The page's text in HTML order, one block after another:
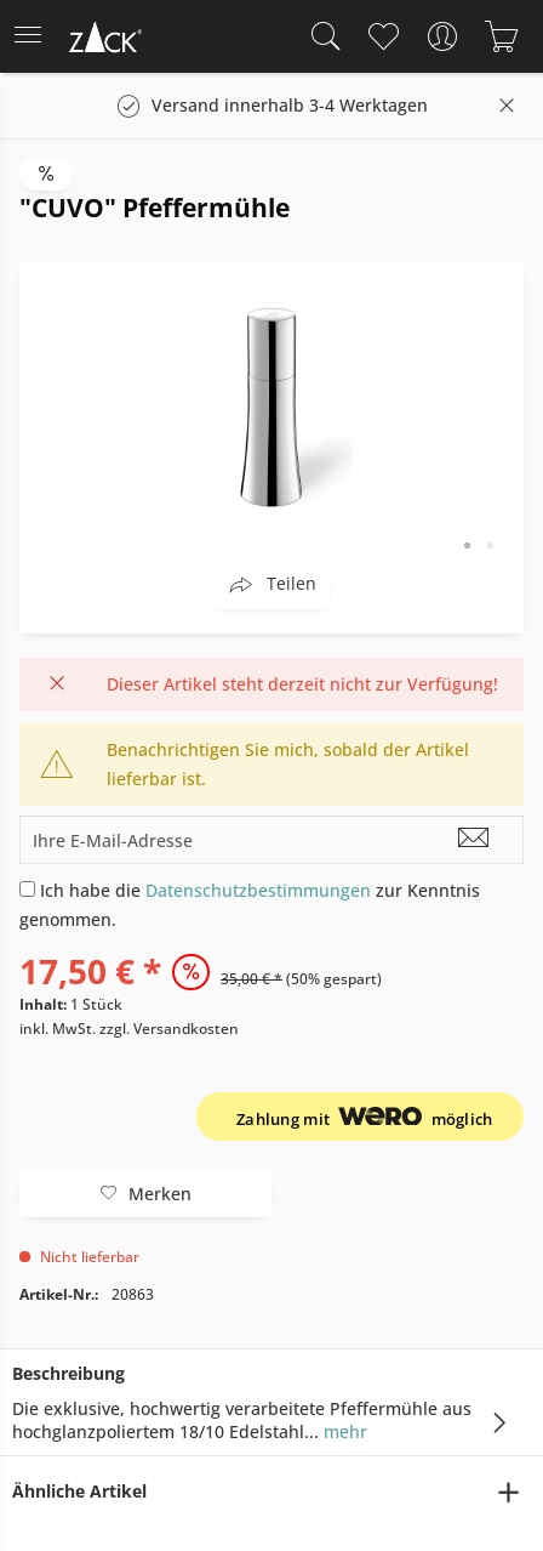
Versand innerhalb 3-4 Werktagen
"CUVO" Pfeffermühle
Teilen
Dieser Artikel steht derzeit nicht zur Verfügung!
Benachrichtigen Sie mich, sobald der Artikel
lieferbar ist.
Ich habe die Datenschutzbestimmungen zur Kenntnis
genommen.
17,50 € * 35,00 € *(50% gespart)
Inhalt: 1 Stück
inkl. MwSt.zzgl. Versandkosten
Zahlung mit möglich
Merken
Nicht lieferbar
Artikel-Nr.:
20863
Beschreibung
Die exklusive, hochwertig verarbeitete Pfeffermühle aus
hochglanzpoliertem 18/10 Edelstahl... mehr
Ähnliche Artikel